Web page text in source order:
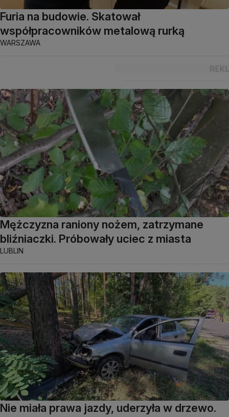
Furia na budowie. Skatował
współpracowników metalową rurką
WARSZAWA
Mężczyzna raniony nożem, zatrzymane
bliźniaczki. Próbowały uciec z miasta
LUBLIN
Nie miała prawa jazdy, uderzyła w drzewo.